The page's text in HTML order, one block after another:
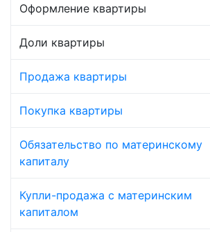
Оформление квартиры
Доли квартиры
Продажа квартиры
Покупка квартиры
Обязательство по материнскому
капиталу
Купли-продажа с материнским
капиталом